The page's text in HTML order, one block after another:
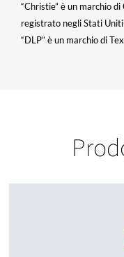
“Christie” è un marchio
registrato negli Stati
“DLP” è un marchio di